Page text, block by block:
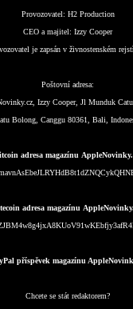
Provozovatel: H2 Production
CEO a majitel: Izzy Cooper
je zapsán v živnostenském
Poštovní adresa:
Izzy Cooper, Jl Munduk
Bolong, Canggu 80361, Bali,
adresa magazínu
adresa magazínu
příspěvek magazínu
Chcete se stát redaktorem?